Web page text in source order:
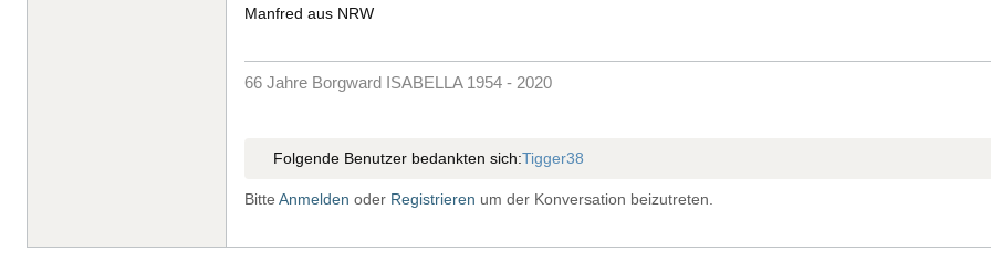
Manfred aus NRW
66 Jahre Borgward ISABELLA 1954 - 2020
Folgende Benutzer bedankten sich:Tigger38
Bitte Anmelden oder Registrieren um der Konversation beizutreten.